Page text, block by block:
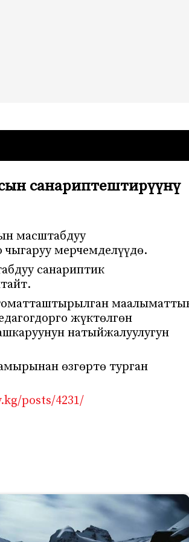
санариптештирүүнү
масштабдуу
мерчемделүүдө.
санариптик
жүктөлгөн
натыйжалуулугун
өзгөртө турган
posts/4231/